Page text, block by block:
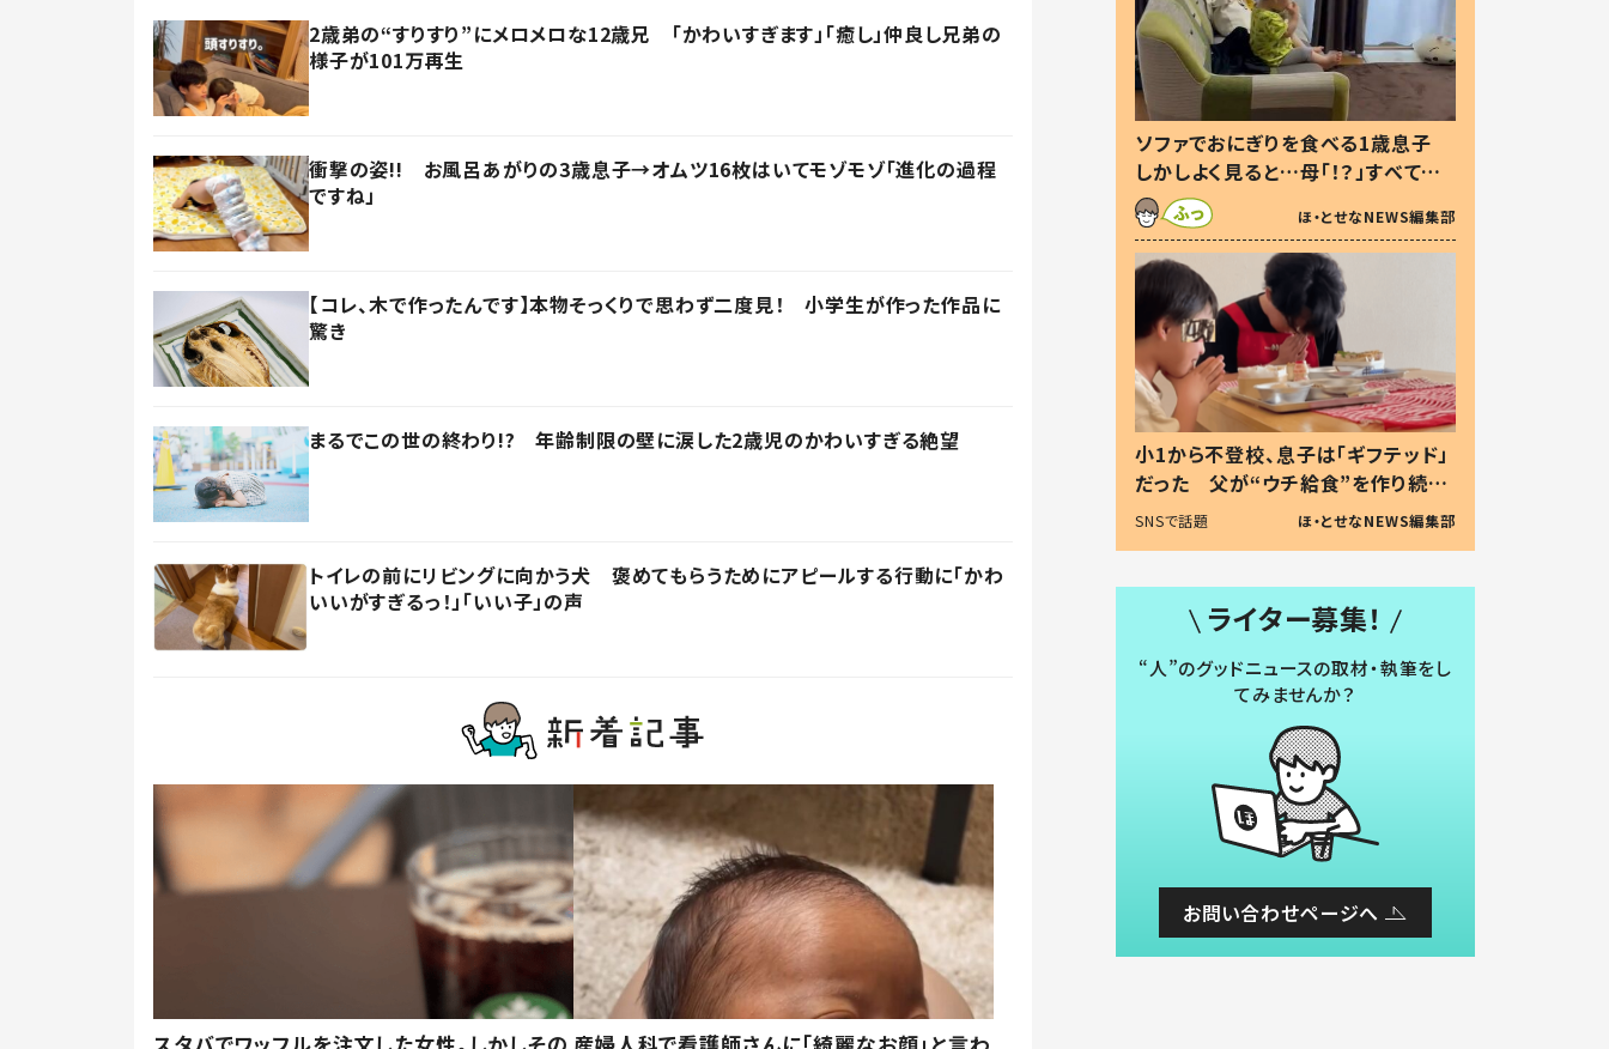
2歳弟の“すりすり”にメロメロな12歳兄 「かわいすぎます」「癒し」仲良し兄弟の
様子が101万再生
衝撃の姿!! お風呂あがりの3歳息子→オムツ16枚はいてモゾモゾ「進化の過程
ですね」
【コレ、木で作ったんです】本物そっくりで思わず二度見！ 小学生が作った作品に
驚き
まるでこの世の終わり!? 年齢制限の壁に涙した2歳児のかわいすぎる絶望
トイレの前にリビングに向かう犬 褒めてもらうためにアピールする行動に「かわ
いいがすぎるっ！」「いい子」の声
ソファでおにぎりを食べる1歳息子
しかしよく見ると…母「！？」すべてを
察した母の投稿に「可愛いから許
す！」「現行犯〜」
ほ・とせなNEWS編集部
小1から不登校、息子は「ギフテッド」
だった 父が“ウチ給食”を作り続け
る理由とは #令和の親 #令和の子
SNSで話題 ほ・とせなNEWS編集部
ライター募集！
“人”のグッドニュースの取材・執筆をし
てみませんか？
お問い合わせページへ